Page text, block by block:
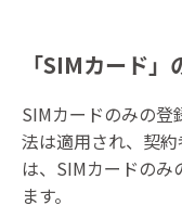
「SIMカード
SIMカードのみの登
法は適用され、契
は、SIMカードのみ
ます。